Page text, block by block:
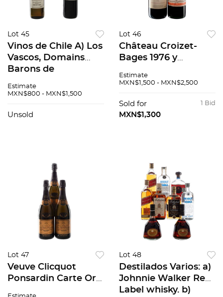
Lot 45
Vinos de Chile A) Los
Vascos, Domains
Barons de
Valle de Colchagua,
Sauvignon Blanc...
Estimate
MXN$800 - MXN$1,500
Unsold
Lot 46
Château Croizet-
Bages 1976 y
1992. Total de piezas:
Estimate
MXN$1,500 - MXN$2,500
1 Bid
Sold for
MXN$1,300
Lot 47
Veuve Clicquot
Ponsardin Carte Or
Lot 48
Destilados Varios: a)
Johnnie Walker Red
Label whisky. b)